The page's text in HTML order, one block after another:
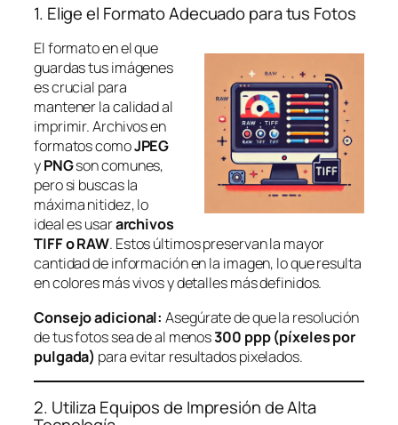
1. Elige el Formato Adecuado para tus Fotos
El formato en el que
guardas tus imágenes
es crucial para
mantener la calidad al
imprimir. Archivos en
formatos comoJPEG
yPNGson comunes,
pero si buscas la
máxima nitidez, lo
ideal es usararchivos
TIFF o RAW. Estos últimos preservan la mayor
cantidad de información en la imagen, lo que resulta
en colores más vivos y detalles más definidos.
Consejo adicional: Asegúrate de que la resolución
de tus fotos sea de al menos300 ppp (píxeles por
pulgada) para evitar resultados pixelados.
2. Utiliza Equipos de Impresión de Alta